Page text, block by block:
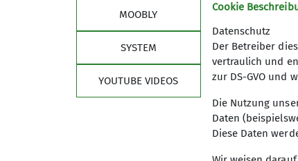
Klettercamp
12.05.2024
MOOBLY
SYSTEM
YOUTUBE VIDEOS
Cookie
Datenschutz
Der Betreiber
vertraulich und
zur DS-GVO und
Die Nutzung
Daten
Diese Daten